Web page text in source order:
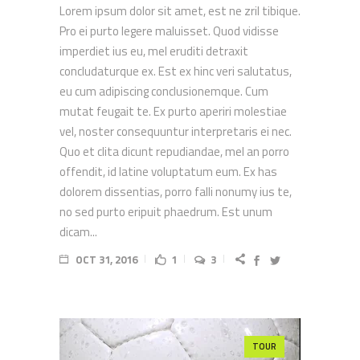
Lorem ipsum dolor sit amet, est ne zril tibique.
Pro ei purto legere maluisset. Quod vidisse
imperdiet ius eu, mel eruditi detraxit
concludaturque ex. Est ex hinc veri salutatus,
eu cum adipiscing conclusionemque. Cum
mutat feugait te. Ex purto aperiri molestiae
vel, noster consequuntur interpretaris ei nec.
Quo et clita dicunt repudiandae, mel an porro
offendit, id latine voluptatum eum. Ex has
dolorem dissentias, porro falli nonumy ius te,
no sed purto eripuit phaedrum. Est unum
dicam...
OCT 31, 2016 1 3
TOUR